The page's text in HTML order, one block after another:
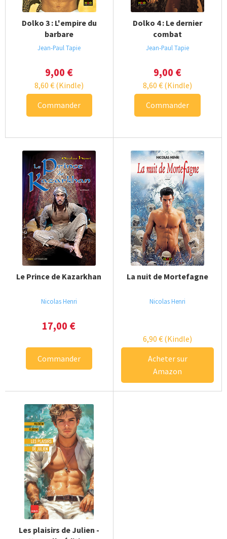
Dolko 3 : L'empire du
barbare
Jean-Paul Tapie
9,00 €
8,60€ (Kindle)
Commander
Dolko 4 : Le dernier
combat
Jean-Paul Tapie
9,00 €
8,60€ (Kindle)
Commander
Le Prince de Kazarkhan
Nicolas Henri
17,00 €
Commander
La nuit de Mortefagne
Nicolas Henri
6,90€ (Kindle)
Acheter sur
Amazon
Les plaisirs de Julien -